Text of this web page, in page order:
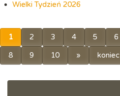
Wielki Tydzień 2026
1 2 3 4 5 6
8 9 10 » koniec